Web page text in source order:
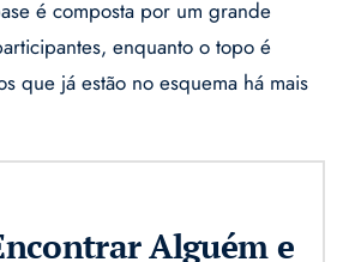
é composta por um grande
enquanto o topo é
que já estão no esquema há mais
Alguém e